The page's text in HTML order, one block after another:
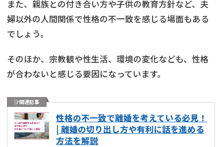
また、親族との付き合い方や子供の教育方針など、夫
婦以外の人間関係で性格の不一致を感じる場面もある
でしょう。
そのほか、宗教観や性生活、環境の変化なども、性格
が合わないと感じる要因になっています。
関連記事
性格の不一致で離婚を考えている必見！
| 離婚の切り出し方や有利に話を進める
方法を解説